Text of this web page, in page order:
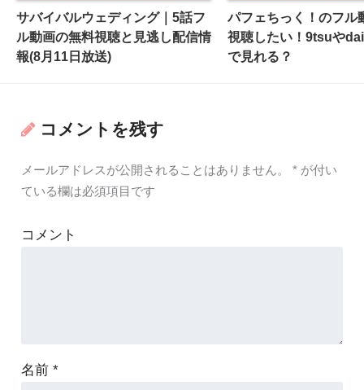
サバイバルウェディング｜5話フ
ル動画の無料視聴と見逃し配信情
報(8月11日放送)
パフェちっく！のフル
視聴したい！9tsuや
で見れる？
コメントを残す
メールアドレスが公開されることはありません。 *が付い
ている欄は必須項目です
コメント
名前 *